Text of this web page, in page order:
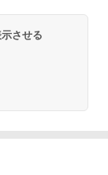
させる